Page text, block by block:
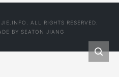
ALL RIGHTS RESERVED.
BY SEATON JIANG